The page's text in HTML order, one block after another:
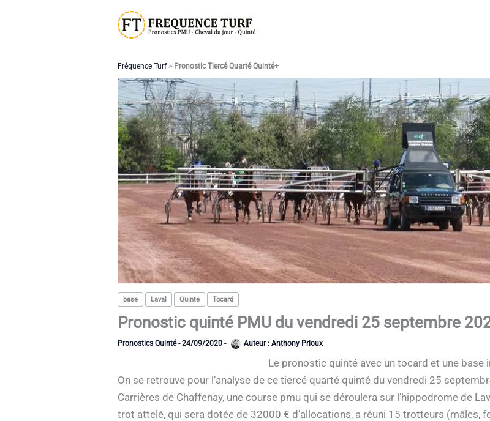
Fréquence Turf> Pronostic Tiercé Quarté Quinté+
base Laval Quinte Tocard
Pronostic quinté PMU du vendredi 25 septembre
Pronostics Quinté-24/09/2020 - Auteur : Anthony Prioux
Le pronostic quinté avec un tocard et une base
On se retrouve pour l’analyse de ce tiercé quarté quinté du vendredi 25
Carrières de Chaffenay, une course pmu qui se déroulera sur l’hippodrome de
trot attelé, qui sera dotée de 32000 € d’allocations, a réuni 15 trotteurs (mâles,